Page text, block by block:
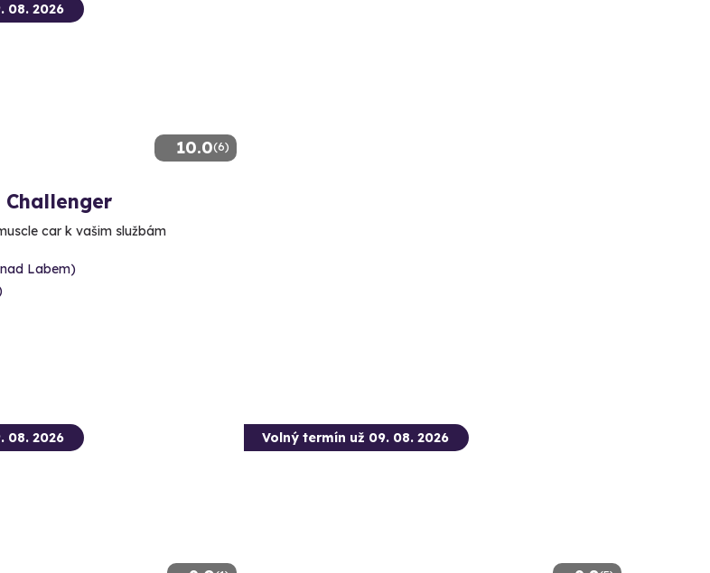
10.0(6)
08. 2026
car k vašim službám
Labem)
08. 2026 Volný termín už 09. 08. 2026